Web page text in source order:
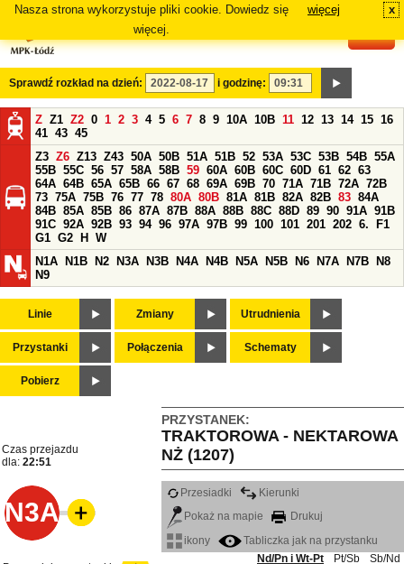
Nasza strona wykorzystuje pliki cookie. Dowiedz się
więcej.
więcej x
Sprawdź rozkład na dzień: i godzinę:
Z Z1 Z2 0 1 2 3 4 5 6 7 8 9 10A 10B 11 12 13 14 15 16
41 43 45
Z3 Z6 Z13 Z43 50A 50B 51A 51B 52 53A 53C 53B 54B 55A
55B 55C 56 57 58A 58B 59 60A 60B 60C 60D 61 62 63
64A 64B 65A 65B 66 67 68 69A 69B 70 71A 71B 72A 72B
73 75A 75B 76 77 78 80A 80B 81A 81B 82A 82B 83 84A
84B 85A 85B 86 87A 87B 88A 88B 88C 88D 89 90 91A 91B
91C 92A 92B 93 94 96 97A 97B 99 100 101 201 202 6.
F1
G1 G2 H
W
N1A
N1B N2 N3A N3B N4A N4B N5A N5B N6 N7A N7B
N8
N9
Linie Zmiany Utrudnienia
Przystanki Połączenia Schematy
Pobierz
PRZYSTANEK:
TRAKTOROWA - NEKTAROWA
NŻ (1207)
Czas przejazdu
dla: 22:51
N3A
Przesiadki
Kierunki
Pokaż na mapie
Drukuj
ikony
Tabliczka jak na przystanku
Nd/Pn i Wt-Pt
Pt/Sb
Sb/Nd